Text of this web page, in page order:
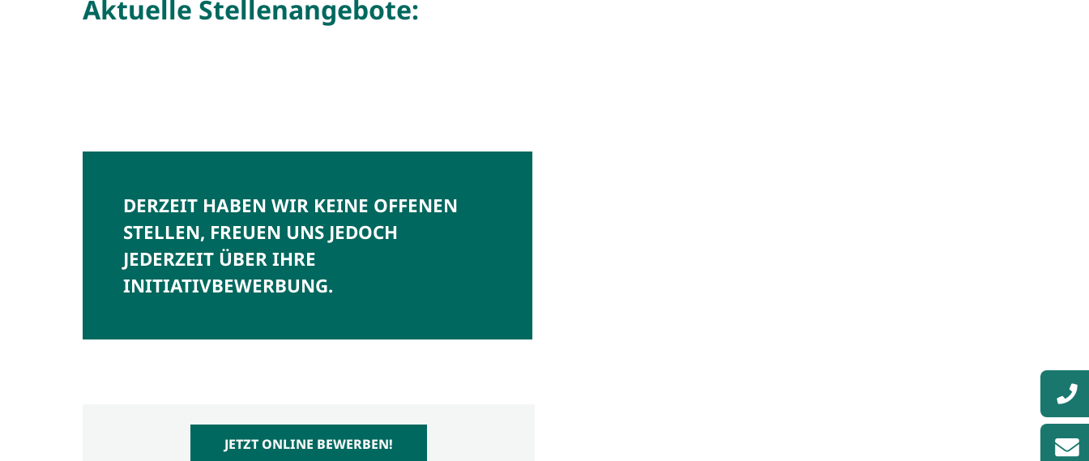
Aktuelle Stellenangebote:
DERZEIT HABEN WIR KEINE OFFENEN
STELLEN, FREUEN UNS JEDOCH
JEDERZEIT ÜBER IHRE
INITIATIVBEWERBUNG.
JETZT ONLINE BEWERBEN!